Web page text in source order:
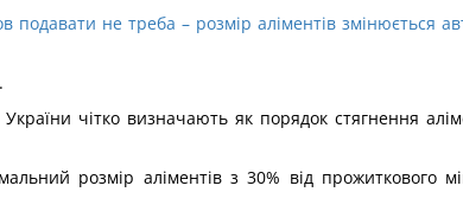
подавати не треба – розмір аліментів змінюється
чітко визначають як порядок стягнення
розмір аліментів з 30% від прожиткового